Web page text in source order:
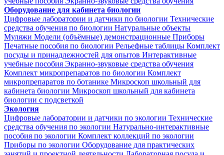
Оборудование для кабинета биологии
Цифровые лаборатории и датчики по биологии Технические
средства обучения по биологии Натуральные объекты
Муляжи Модели (объёмные) демонстрационные Приборы
Печатные пособия по биологии Рельефные таблицы Комплект
посуды и принадлежностей для опытов Интерактивные
учебные пособия Экранно-звуковые средства обучения
Комплект микропрепаратов по биологии Комплект
микропрепаратов по ботанике Микроскоп школьный для
кабинета биологии Микроскоп школьный для кабинета
биологии с подсветкой
Экология
Цифровые лаборатории и датчики по экологии Технические
средства обучения по экологии Натурально-интерактивные
пособия по экологии Комплект коллекций по экологии
Приборы по экологии Оборудование для практических